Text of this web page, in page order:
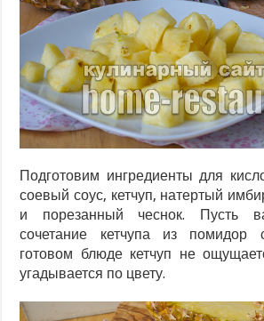
Подготовим ингредиенты для
соевый соус, кетчуп, натертый
и порезанный чеснок. Пусть
сочетание кетчупа из
готовом блюде кетчуп не
угадывается по цвету.